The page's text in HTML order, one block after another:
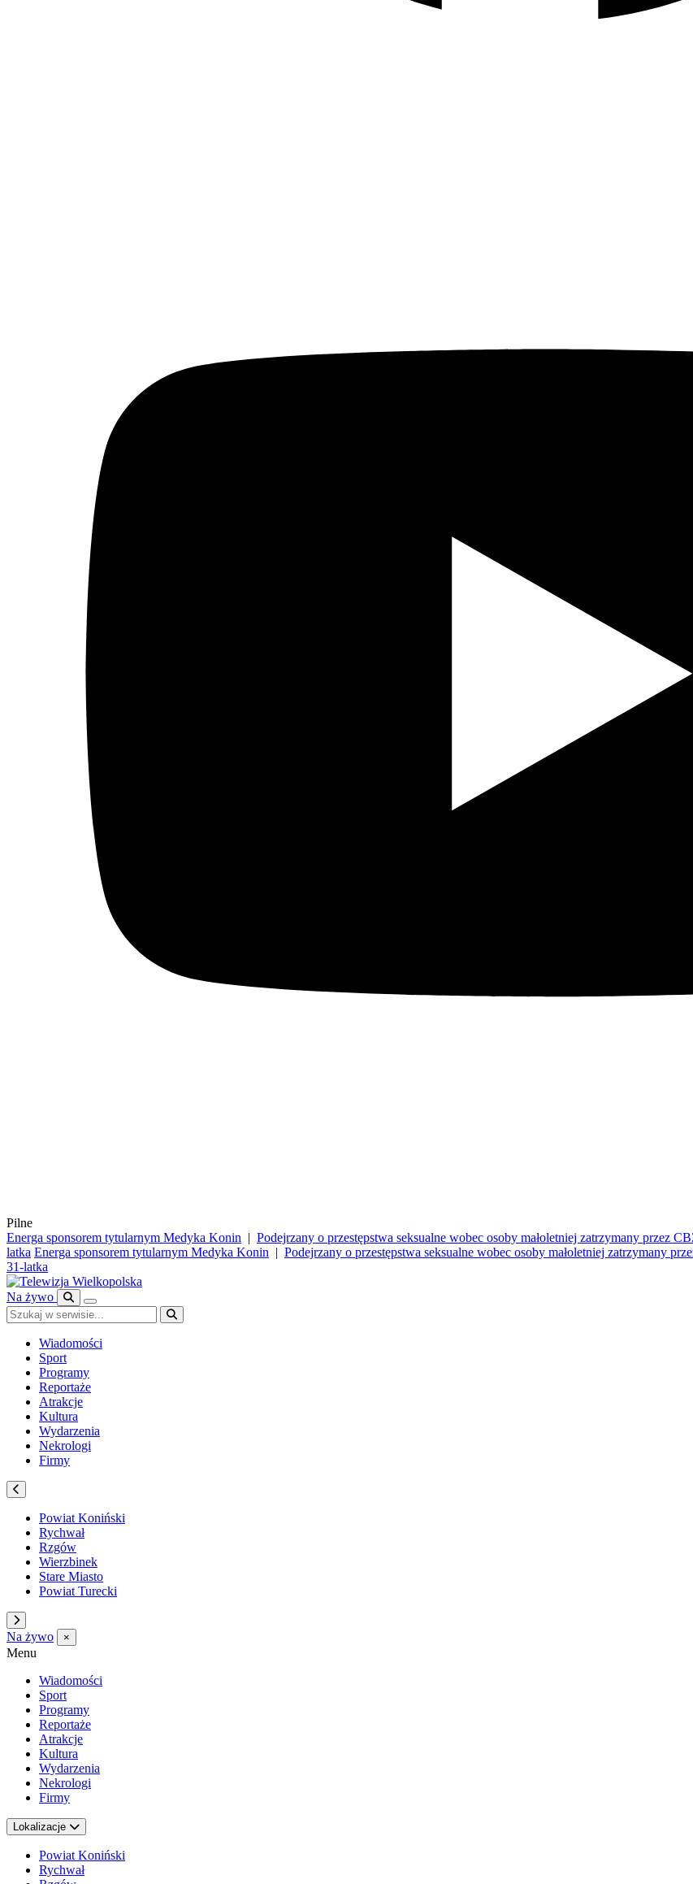
Pilne
Energa sponsorem tytularnym Medyka Konin | Podejrzany o przestępstwa seksualne wobec osoby małoletniej zatrzymany przez
latka Energa sponsorem tytularnym Medyka Konin | Podejrzany o przestępstwa seksualne wobec osoby małoletniej zatrzymany
31-latka
Na żywo
Wiadomości
Sport
Programy
Reportaże
Atrakcje
Kultura
Wydarzenia
Nekrologi
Firmy
Powiat Koniński
Rychwał
Rzgów
Wierzbinek
Stare Miasto
Powiat Turecki
Na żywo ×
Menu
Wiadomości
Sport
Programy
Reportaże
Atrakcje
Kultura
Wydarzenia
Nekrologi
Firmy
Lokalizacje
Powiat Koniński
Rychwał